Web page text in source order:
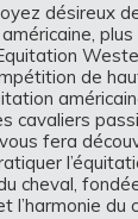
désireux
de
cavaliers
fera
cheval,
l’harmonie du